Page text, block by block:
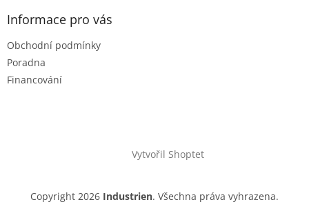
Informace pro vás
Obchodní podmínky
Poradna
Financování
Vytvořil Shoptet
Copyright 2026 Industrien. Všechna práva vyhrazena.